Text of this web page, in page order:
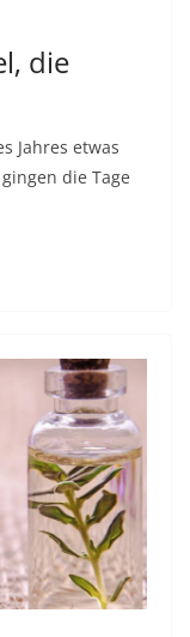
die
Jahres etwas
die Tаgе